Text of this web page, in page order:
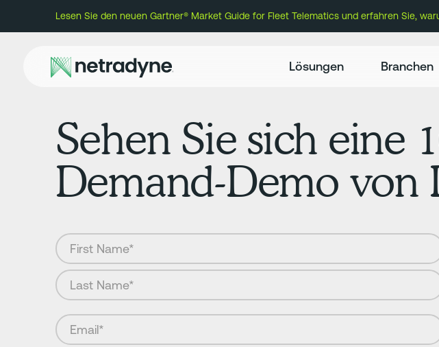
Lesen Sie den neuen Gartner® Market Guide for Fleet Telematics und erfahren Sie,
Lösungen Branchen
Sehen Sie sich eine
Demand-Demo von